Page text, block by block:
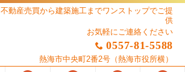
不動産売買から建築施工までワンストップでご提
供
お気軽にご連絡ください
0557-81-5588
熱海市中央町2番2号 （熱海市役所横）